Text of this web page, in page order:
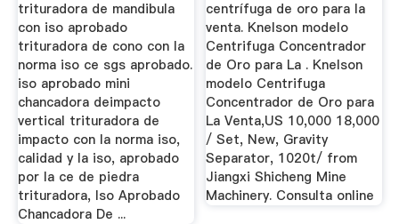
trituradora de mandibula
con iso aprobado
trituradora de cono con la
norma iso ce sgs aprobado.
iso aprobado mini
chancadora deimpacto
vertical trituradora de
impacto con la norma iso,
calidad y la iso, aprobado
por la ce de piedra
trituradora, Iso Aprobado
Chancadora De ...
centrífuga de oro para la
venta. Knelson modelo
Centrifuga Concentrador
de Oro para La . Knelson
modelo Centrifuga
Concentrador de Oro para
La Venta,US 10,000 18,000
/ Set, New, Gravity
Separator, 1020t/ from
Jiangxi Shicheng Mine
Machinery. Consulta online